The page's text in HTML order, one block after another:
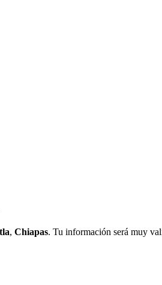
, Chiapas. Tu información será muy